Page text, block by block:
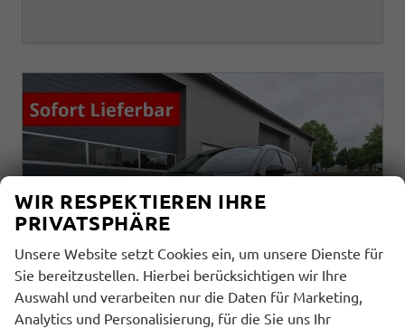
WIR RESPEKTIEREN IHRE
PRIVATSPHÄRE
Unsere Website setzt Cookies ein, um unsere Dienste für
Sie bereitzustellen. Hierbei berücksichtigen wir Ihre
Auswahl und verarbeiten nur die Daten für Marketing,
Analytics und Personalisierung, für die Sie uns Ihr